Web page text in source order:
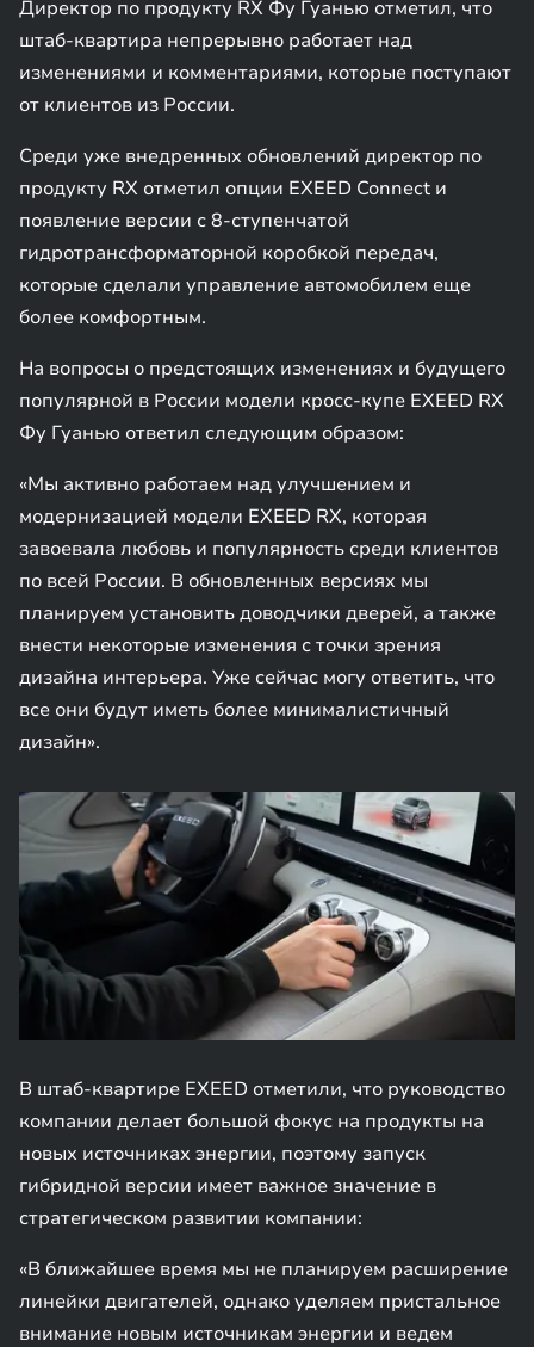
Директор по продукту RX Фу Гуанью отметил, что
штаб-квартира непрерывно работает над
изменениями и комментариями, которые поступают
от клиентов из России.
Среди уже внедренных обновлений директор по
продукту RX отметил опции EXEED Connect и
появление версии с 8-ступенчатой
гидротрансформаторной коробкой передач,
которые сделали управление автомобилем еще
более комфортным.
На вопросы о предстоящих изменениях и будущего
популярной в России модели кросс-купе EXEED RX
Фу Гуанью ответил следующим образом:
«Мы активно работаем над улучшением и
модернизацией модели EXEED RX, которая
завоевала любовь и популярность среди клиентов
по всей России. В обновленных версиях мы
планируем установить доводчики дверей, а также
внести некоторые изменения с точки зрения
дизайна интерьера. Уже сейчас могу ответить, что
все они будут иметь более минималистичный
дизайн».
В штаб-квартире EXEED отметили, что руководство
компании делает большой фокус на продукты на
новых источниках энергии, поэтому запуск
гибридной версии имеет важное значение в
стратегическом развитии компании:
«В ближайшее время мы не планируем расширение
линейки двигателей, однако уделяем пристальное
внимание новым источникам энергии и ведем